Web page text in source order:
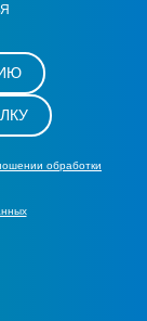
обработки